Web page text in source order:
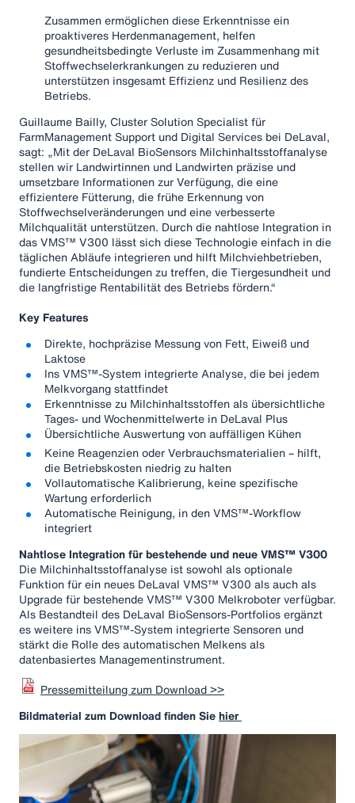
Zusammen ermöglichen diese Erkenntnisse ein
proaktiveres Herdenmanagement, helfen
gesundheitsbedingte Verluste im Zusammenhang mit
Stoffwechselerkrankungen zu reduzieren und
unterstützen insgesamt Effizienz und Resilienz des
Betriebs.
Guillaume Bailly, Cluster Solution Specialist für
FarmManagement Support und Digital Services bei DeLaval,
sagt: „Mit der DeLaval BioSensors Milchinhaltsstoffanalyse
stellen wir Landwirtinnen und Landwirten präzise und
umsetzbare Informationen zur Verfügung, die eine
effizientere Fütterung, die frühe Erkennung von
Stoffwechselveränderungen und eine verbesserte
Milchqualität unterstützen. Durch die nahtlose Integration in
das VMS™ V300 lässt sich diese Technologie einfach in die
täglichen Abläufe integrieren und hilft Milchviehbetrieben,
fundierte Entscheidungen zu treffen, die Tiergesundheit und
die langfristige Rentabilität des Betriebs fördern.“
Key Features
Direkte, hochpräzise Messung von Fett, Eiweiß und
Laktose
Ins VMS™-System integrierte Analyse, die bei jedem
Melkvorgang stattfindet
Erkenntnisse zu Milchinhaltsstoffen als übersichtliche
Tages- und Wochenmittelwerte in DeLaval Plus
Übersichtliche Auswertung von auffälligen Kühen
Keine Reagenzien oder Verbrauchsmaterialien – hilft,
die Betriebskosten niedrig zu halten
Vollautomatische Kalibrierung, keine spezifische
Wartung erforderlich
Automatische Reinigung, in den VMS™-Workflow
integriert
Nahtlose Integration für bestehende und neue VMS™ V300
Die Milchinhaltsstoffanalyse ist sowohl als optionale
Funktion für ein neues DeLaval VMS™ V300 als auch als
Upgrade für bestehende VMS™ V300 Melkroboter verfügbar.
Als Bestandteil des DeLaval BioSensors-Portfolios ergänzt
es weitere ins VMS™-System integrierte Sensoren und
stärkt die Rolle des automatischen Melkens als
datenbasiertes Managementinstrument.
Pressemitteilung zum Download >>
Bildmaterial zum Download finden Siehier